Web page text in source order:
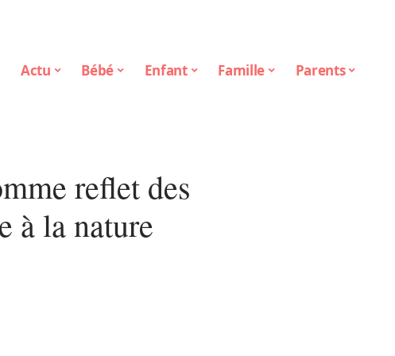
Actu Bébé Enfant Famille Parents
reflet des
à la nature